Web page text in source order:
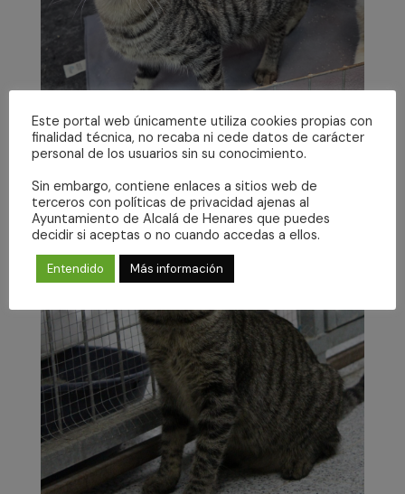
Este portal web únicamente utiliza cookies propias con
finalidad técnica, no recaba ni cede datos de carácter
personal de los usuarios sin su conocimiento.
Sin embargo, contiene enlaces a sitios web de
terceros con políticas de privacidad ajenas al
Ayuntamiento de Alcalá de Henares que puedes
decidir si aceptas o no cuando accedas a ellos.
Entendido Más información